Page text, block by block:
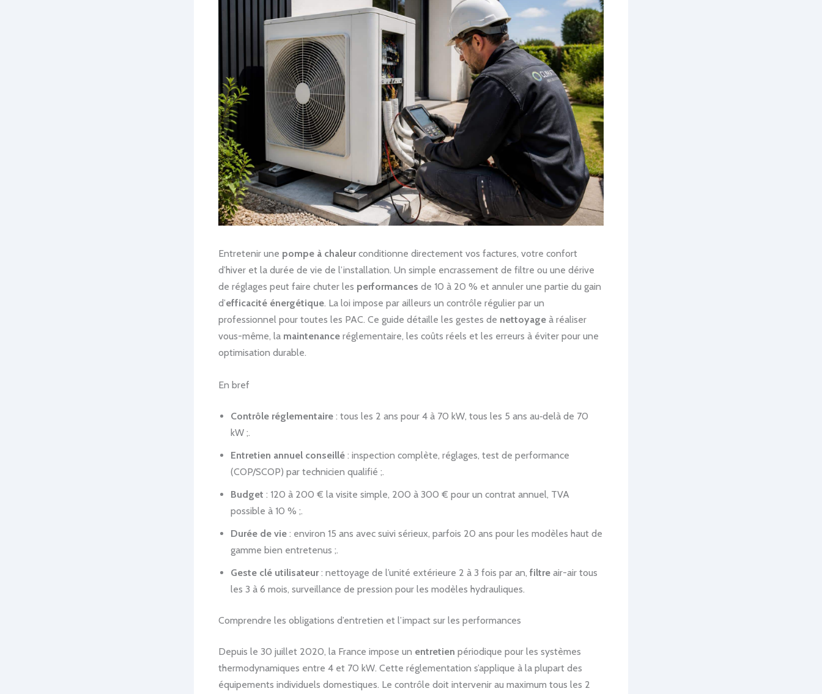
Entretenir une pompe à chaleurconditionne directement vos factures, votre confort
d’hiver et la durée de vie de l’installation. Un simple encrassement de filtre ou une dérive
de réglages peut faire chuter les performances de 10 à 20 % et annuler une partie du gain
d’efficacité énergétique. La loi impose par ailleurs un contrôle régulier par un
professionnel pour toutes les PAC. Ce guide détaille les gestes de nettoyage à réaliser
vous-même, la maintenance réglementaire, les coûts réels et les erreurs à éviter pour une
optimisation durable.
En bref
Contrôle réglementaire : tous les 2 ans pour 4 à 70 kW, tous les 5 ans au‑delà de 70
kW ;.
Entretien annuel conseillé : inspection complète, réglages, test de performance
(COP/SCOP) par technicien qualifié ;.
Budget : 120 à 200 € la visite simple, 200 à 300 € pour un contrat annuel, TVA
possible à 10 % ;.
Durée de vie : environ 15 ans avec suivi sérieux, parfois 20 ans pour les modèles haut de
gamme bien entretenus ;.
Geste clé utilisateur: nettoyage de l’unité extérieure 2 à 3 fois par an, filtre air-air tous
les 3 à 6 mois, surveillance de pression pour les modèles hydrauliques.
Comprendre les obligations d’entretien et l’impact sur les performances
Depuis le 30 juillet 2020, la France impose un entretien périodique pour les systèmes
thermodynamiques entre 4 et 70 kW. Cette réglementation s’applique à la plupart des
équipements individuels domestiques. Le contrôle doit intervenir au maximum tous les 2